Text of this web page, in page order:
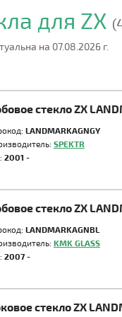
для ZX
на 07.08.2026 г.
стекло ZX
LANDMARKAGNGY
SPEKTR
2001 -
стекло ZX
LANDMARKAGNBL
KMK GLASS
2007 -
стекло ZX